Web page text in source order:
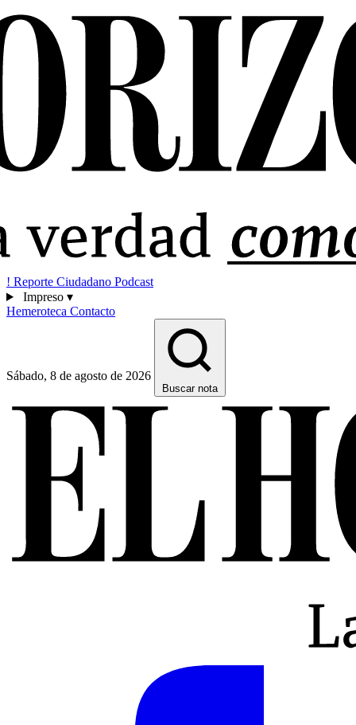
! Reporte Ciudadano Podcast
Impreso ▾
Hemeroteca Contacto
Sábado, 8 de agosto de 2026
Buscar nota